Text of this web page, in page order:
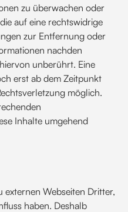
zu überwachen oder
auf eine rechtswidrige
zur Entfernung oder
nachden
unberührt. Eine
erst ab dem Zeitpunkt
möglich.
Inhalte umgehend
externen Webseiten Dritter,
haben. Deshalb